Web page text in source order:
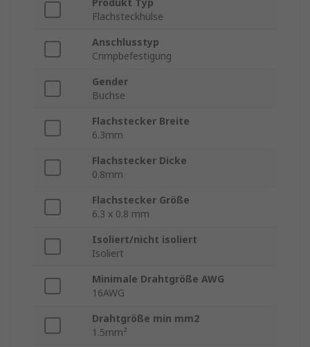
Produkt Typ
Flachsteckhülse
Anschlusstyp
Crimpbefestigung
Gender
Buchse
Flachstecker Breite
6.3mm
Flachstecker Dicke
0.8mm
Flachstecker Größe
6.3 x 0.8 mm
Isoliert/nicht isoliert
Isoliert
Minimale Drahtgröße AWG
16AWG
Drahtgröße min mm2
1.5mm²